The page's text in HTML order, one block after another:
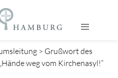
> Grußwort des
weg vom Kirchenasyl!“